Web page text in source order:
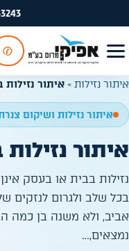
✆
איתור נזילות » איתור
איתור נזילות ושיקום
איתור
נזילות בבית או בעסק
בכל שלב ולגרום
אביב, ולא משנה בן כמה
נמצאים,…